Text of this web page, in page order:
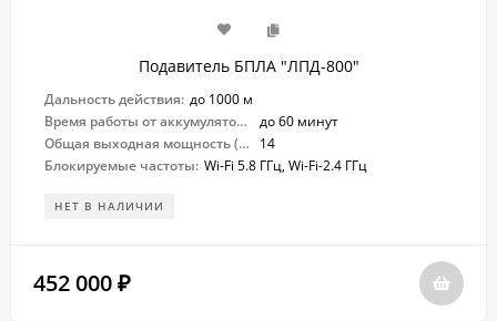
Подавитель БПЛА "ЛПД-800"
Дальность действия: до 1000 м
Время работы от аккумулятора:
до 60 минут
Общая выходная мощность (Вт):
14
Блокируемые частоты: Wi-Fi 5.8 ГГц, Wi-Fi-2.4 ГГц
НЕТ В НАЛИЧИИ
452 000 ₽